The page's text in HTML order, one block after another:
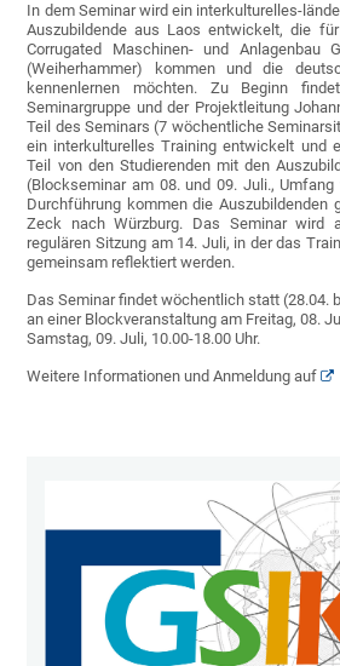
In dem Seminar wird ein interkulturelles-
Auszubildende aus Laos entwickelt, die
Corrugated Maschinen- und Anlagenbau
(Weiherhammer) kommen und die
kennenlernen möchten. Zu Beginn
Seminargruppe und der Projektleitung
Teil des Seminars (7 wöchentliche
ein interkulturelles Training entwickelt und
Teil von den Studierenden mit den
(Blockseminar am 08. und 09. Juli.,
Durchführung kommen die Auszubildenden
Zeck nach Würzburg. Das Seminar wird
regulären Sitzung am 14. Juli, in der das
gemeinsam reflektiert werden.
Das Seminar findet wöchentlich statt (28.04.
an einer Blockveranstaltung am Freitag, 08.
Samstag, 09. Juli, 10.00-18.00 Uhr.
Weitere Informationen und Anmeldung auf